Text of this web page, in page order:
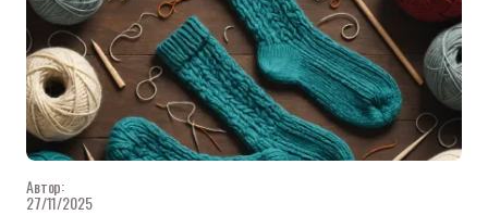
Автор:
27/11/2025